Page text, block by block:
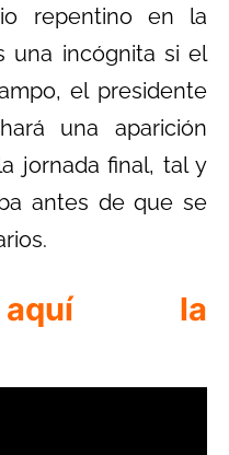
repentino en la
una incógnita si el
el presidente
una aparición
jornada final, tal y
antes de que se
aquí la